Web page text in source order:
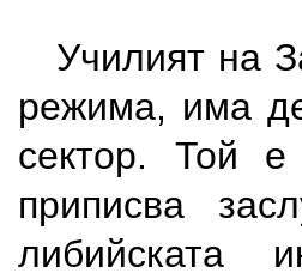
Училият на
режима, има
сектор. Той
приписва
либийската